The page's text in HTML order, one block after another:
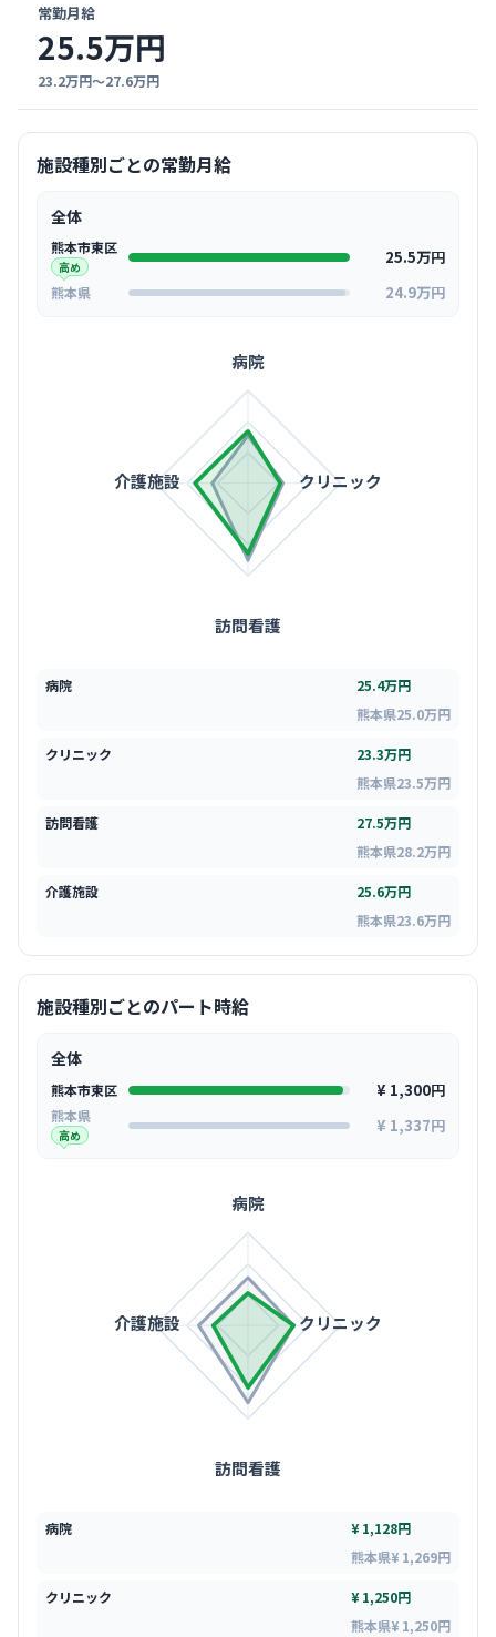
常勤月給
25.5万円
23.2万円〜27.6万円
施設種別ごとの常勤月給
全体
熊本市東区
高め 25.5万円
熊本県 24.9万円
病院
クリニック
訪問看護
介護施設
病院
25.4万円
熊本県25.0万円
クリニック
23.3万円
熊本県23.5万円
訪問看護
27.5万円
熊本県28.2万円
介護施設
25.6万円
熊本県23.6万円
施設種別ごとのパート時給
全体
熊本市東区 ¥ 1,300円
熊本県
高め ¥ 1,337円
病院
クリニック
訪問看護
介護施設
病院
¥ 1,128円
熊本県¥ 1,269円
クリニック
¥ 1,250円
熊本県¥ 1,250円